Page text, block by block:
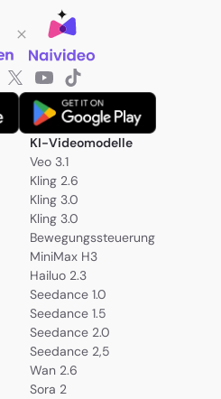
KI-Videomodelle
Veo 3.1
Kling 2.6
Kling 3.0
Kling 3.0
Bewegungssteuerung
MiniMax H3
Hailuo 2.3
Seedance 1.0
Seedance 1.5
Seedance 2.0
Seedance 2,5
Wan 2.6
Sora 2